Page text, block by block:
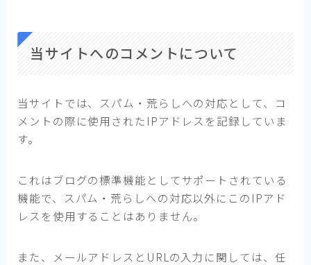
当サイトへのコメントについて
当サイトでは、スパム・荒らしへの対応として、コ
メントの際に使用されたIPアドレスを記録していま
す。
これはブログの標準機能としてサポートされている
機能で、スパム・荒らしへの対応以外にこのIPアド
レスを使用することはありません。
また、メールアドレスとURLの入力に関しては、任